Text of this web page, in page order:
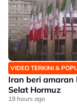
VIDEO TERKINI &
Iran beri amaran
Selat Hormuz
19 hours ago